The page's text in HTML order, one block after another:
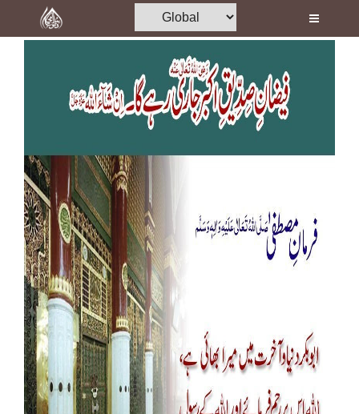
Home
Madani Channel
Volunteer Portal
Rohani Ilaj
Donation
Blog
Magazine
Departments
Our Websites